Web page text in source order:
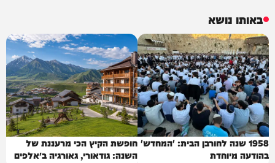
באותו נושא
1958 שנה לחורבן הבית: 'המחדש'
בהודעה מיוחדת
חופשת הקיץ הכי מרעננת של
השנה: גודאורי, גאורגיה ב״אלפים